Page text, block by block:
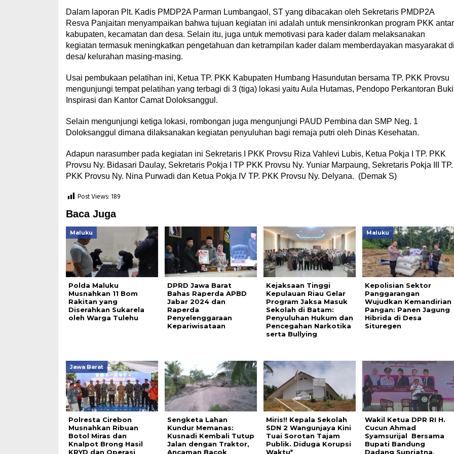
Dalam laporan Plt. Kadis PMDP2A Parman Lumbangaol, ST yang dibacakan oleh Sekretaris PMDP2A
Resva Panjaitan menyampaikan bahwa tujuan kegiatan ini adalah untuk mensinkronkan program PKK antar
kabupaten, kecamatan dan desa. Selain itu, juga untuk memotivasi para kader dalam melaksanakan
kegiatan termasuk meningkatkan pengetahuan dan ketrampilan kader dalam memberdayakan masyarakat
desa/ kelurahan masing-masing.
Usai pembukaan pelatihan ini, Ketua TP. PKK Kabupaten Humbang Hasundutan bersama TP. PKK Provsu
mengunjungi tempat pelatihan yang terbagi di 3 (tiga) lokasi yaitu Aula Hutamas, Pendopo Perkantoran
Inspirasi dan Kantor Camat Doloksanggul.
Selain mengunjungi ketiga lokasi, rombongan juga mengunjungi PAUD Pembina dan SMP Neg. 1
Doloksanggul dimana dilaksanakan kegiatan penyuluhan bagi remaja putri oleh Dinas Kesehatan.
Adapun narasumber pada kegiatan ini Sekretaris I PKK Provsu Riza Vahlevi Lubis, Ketua Pokja I TP. PKK
Provsu Ny. Bidasari Daulay, Sekretaris Pokja I TP PKK Provsu Ny. Yuniar Marpaung, Sekretaris Pokja III TP.
PKK Provsu Ny. Nina Purwadi dan Ketua Pokja IV TP. PKK Provsu Ny. Delyana. (Demak S)
Post Views: 189
Baca Juga
Maluku
Polda Maluku
Musnahkan 11 Bom
Rakitan yang
Diserahkan Sukarela
oleh Warga Tulehu
DPRD Jawa Barat
Bahas Raperda APBD
Jabar 2024 dan
Raperda
Penyelenggaraan
Kepariwisataan
Kejaksaan Tinggi
Kepulauan Riau Gelar
Program Jaksa Masuk
Sekolah di Batam:
Penyuluhan Hukum dan
Pencegahan Narkotika
serta Bullying
Maluku
Kepolisian Sektor
Panggarangan
Wujudkan Kemandirian
Pangan: Panen Jagung
Hibrida di Desa
Situregen
Jawa Barat
Polresta Cirebon
Musnahkan Ribuan
Botol Miras dan
Knalpot Brong Hasil
KRYD dan Operasi
Sengketa Lahan
Kundur Memanas:
Kusnadi Kembali Tutup
Jalan dengan Traktor,
Ancaman Bacok
Miris!! Kepala Sekolah
SDN 2 Wangunjaya Kini
Tuai Sorotan Tajam
Publik. Diduga Korupsi
Waktu*
Wakil Ketua DPR RI H.
Cucun Ahmad
Syamsurijal Bersama
Bupati Bandung
Dadang Supriatna,